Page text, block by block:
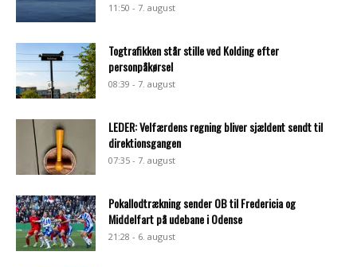
11:50 - 7. august
Togtrafikken står stille ved Kolding efter
personpåkørsel
08:39 - 7. august
LEDER: Velfærdens regning bliver sjældent sendt til
direktionsgangen
07:35 - 7. august
Pokallodtrækning sender OB til Fredericia og
Middelfart på udebane i Odense
21:28 - 6. august